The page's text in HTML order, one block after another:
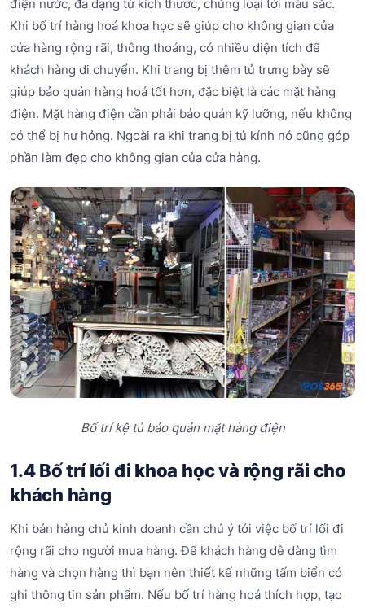
điện nước, đa dạng từ kích thước, chủng loại tới màu sắc.
Khi bố trí hàng hoá khoa học sẽ giúp cho không gian của
cửa hàng rộng rãi, thông thoáng, có nhiều diện tích để
khách hàng di chuyển. Khi trang bị thêm tủ trưng bày sẽ
giúp bảo quản hàng hoá tốt hơn, đặc biệt là các mặt hàng
điện. Mặt hàng điện cần phải bảo quản kỹ lưỡng, nếu không
có thể bị hư hỏng. Ngoài ra khi trang bị tủ kính nó cũng góp
phần làm đẹp cho không gian của cửa hàng.
Bố trí kệ tủ bảo quản mặt hàng điện
1.4 Bố trí lối đi khoa học và rộng rãi cho
khách hàng
Khi bán hàng chủ kinh doanh cần chú ý tới việc bố trí lối đi
rộng rãi cho người mua hàng. Để khách hàng dễ dàng tìm
hàng và chọn hàng thì bạn nên thiết kế những tấm biển có
ghi thông tin sản phẩm. Nếu bố trí hàng hoá thích hợp, tạo